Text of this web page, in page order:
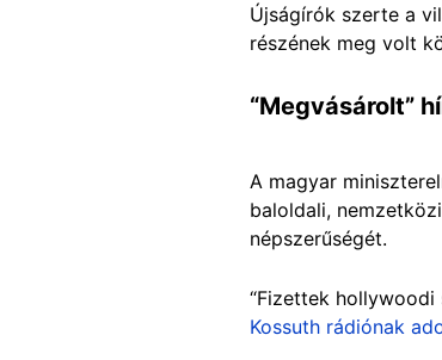
Újságírók szerte a
részének meg volt
“Megvásárolt”
A magyar
baloldali,
népszerűségét.
“Fizettek
Kossuth rádiónak